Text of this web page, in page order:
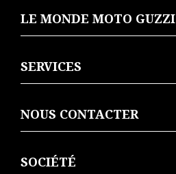
LE MONDE MOTO GUZZI
SERVICES
NOUS CONTACTER
SOCIÉTÉ